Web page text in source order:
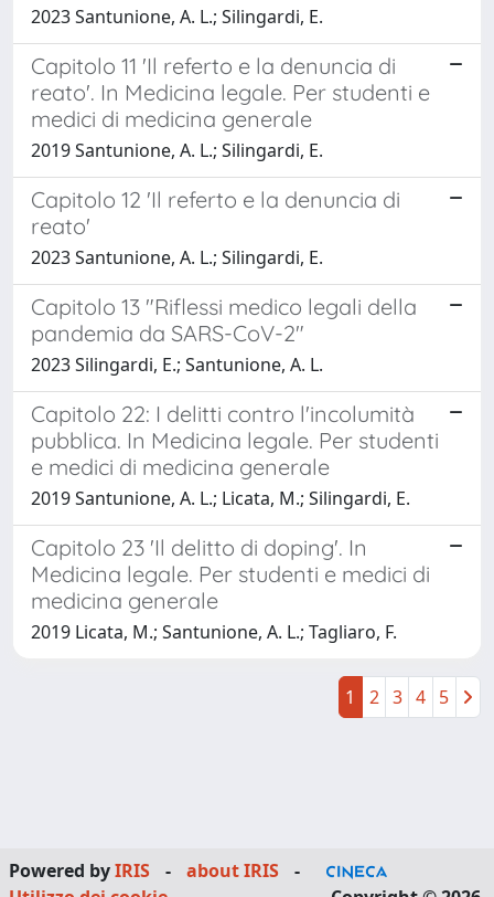
2023 Santunione, A. L.; Silingardi, E.
Capitolo 11 'Il referto e la denuncia di
reato'. In Medicina legale. Per studenti e
medici di medicina generale
2019 Santunione, A. L.; Silingardi, E.
Capitolo 12 'Il referto e la denuncia di
reato'
2023 Santunione, A. L.; Silingardi, E.
Capitolo 13 "Riflessi medico legali della
pandemia da SARS-CoV-2"
2023 Silingardi, E.; Santunione, A. L.
Capitolo 22: I delitti contro l'incolumità
pubblica. In Medicina legale. Per studenti
e medici di medicina generale
2019 Santunione, A. L.; Licata, M.; Silingardi, E.
Capitolo 23 'Il delitto di doping'. In
Medicina legale. Per studenti e medici di
medicina generale
2019 Licata, M.; Santunione, A. L.; Tagliaro, F.
1 2 3 4 5
Powered byIRIS - about IRIS
-